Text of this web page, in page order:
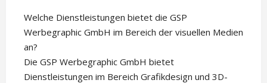
Welche Dienstleistungen bietet die GSP
Werbegraphic GmbH im Bereich der visuellen Medien
an?
Die GSP Werbegraphic GmbH bietet
Dienstleistungen im Bereich Grafikdesign und 3D-